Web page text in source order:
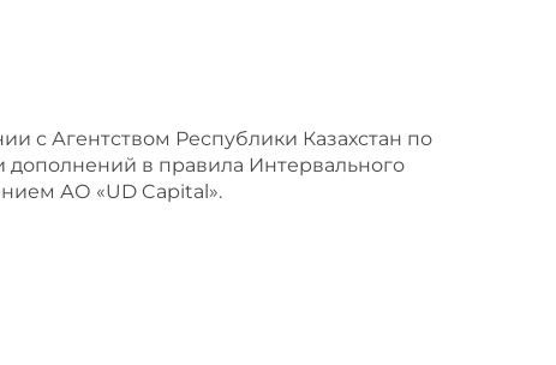
с Агентством Республики Казахстан по
в правила Интервального
АО «UD Capital».